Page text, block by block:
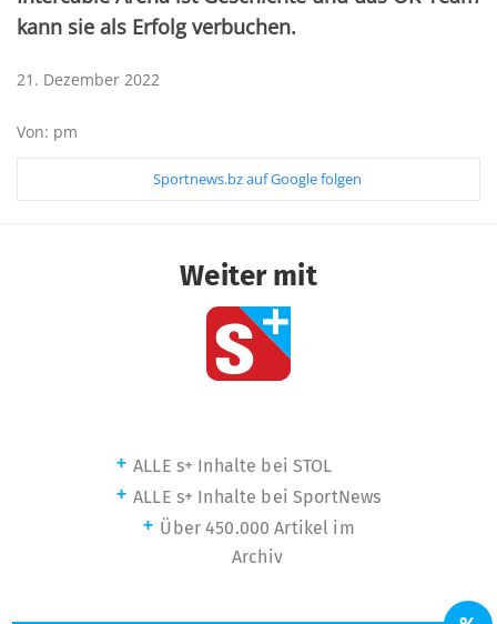
kann sie als Erfolg verbuchen.
21. Dezember 2022
Von: pm
Sportnews.bz auf Google folgen